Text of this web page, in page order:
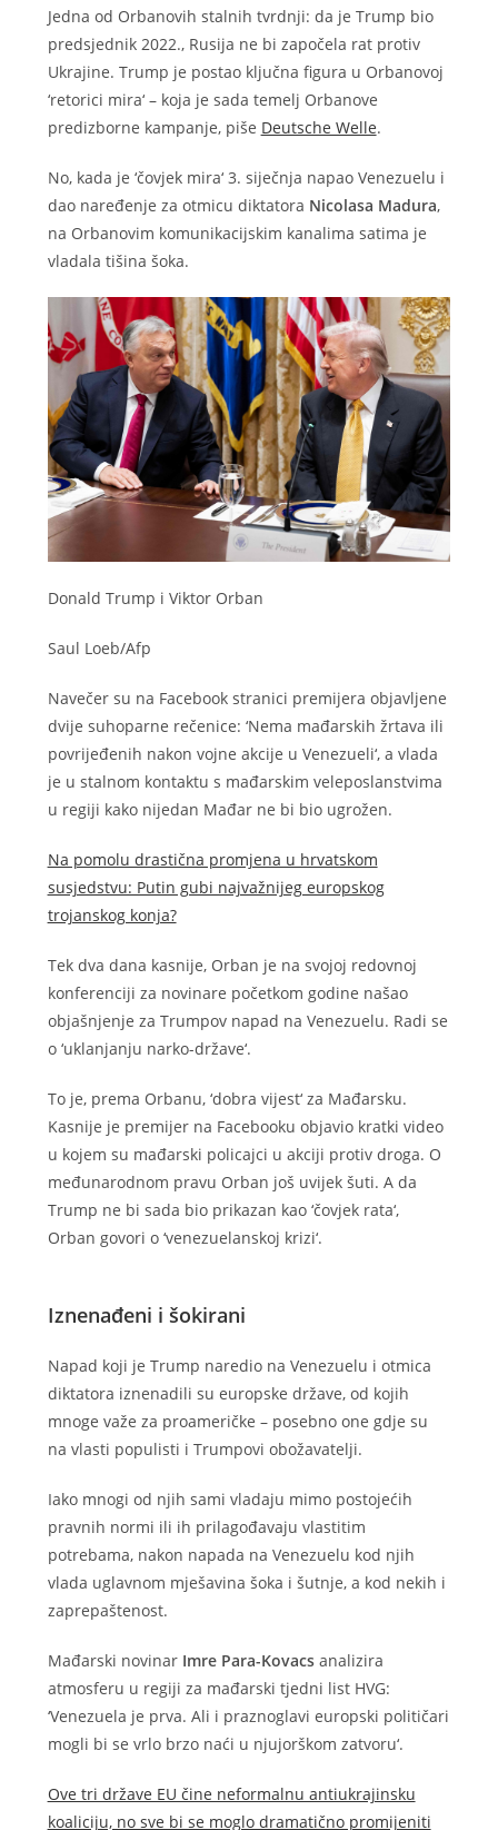
Jedna od Orbanovih stalnih tvrdnji: da je Trump bio
predsjednik 2022., Rusija ne bi započela rat protiv
Ukrajine. Trump je postao ključna figura u Orbanovoj
‘retorici mira‘ – koja je sada temelj Orbanove
predizborne kampanje, piše Deutsche Welle.
No, kada je ‘čovjek mira‘ 3. siječnja napao Venezuelu i
dao naređenje za otmicu diktatora Nicolasa Madura,
na Orbanovim komunikacijskim kanalima satima je
vladala tišina šoka.
Donald Trump i Viktor Orban
Saul Loeb/Afp
Navečer su na Facebook stranici premijera objavljene
dvije suhoparne rečenice: ‘Nema mađarskih žrtava ili
povrijeđenih nakon vojne akcije u Venezueli‘, a vlada
je u stalnom kontaktu s mađarskim veleposlanstvima
u regiji kako nijedan Mađar ne bi bio ugrožen.
Na pomolu drastična promjena u hrvatskom
susjedstvu: Putin gubi najvažnijeg europskog
trojanskog konja?
Tek dva dana kasnije, Orban je na svojoj redovnoj
konferenciji za novinare početkom godine našao
objašnjenje za Trumpov napad na Venezuelu. Radi se
o ‘uklanjanju narko-države‘.
To je, prema Orbanu, ‘dobra vijest‘ za Mađarsku.
Kasnije je premijer na Facebooku objavio kratki video
u kojem su mađarski policajci u akciji protiv droga. O
međunarodnom pravu Orban još uvijek šuti. A da
Trump ne bi sada bio prikazan kao ‘čovjek rata‘,
Orban govori o ‘venezuelanskoj krizi‘.
Iznenađeni i šokirani
Napad koji je Trump naredio na Venezuelu i otmica
diktatora iznenadili su europske države, od kojih
mnoge važe za proameričke – posebno one gdje su
na vlasti populisti i Trumpovi obožavatelji.
Iako mnogi od njih sami vladaju mimo postojećih
pravnih normi ili ih prilagođavaju vlastitim
potrebama, nakon napada na Venezuelu kod njih
vlada uglavnom mješavina šoka i šutnje, a kod nekih i
zaprepaštenost.
Mađarski novinar Imre Para-Kovacsanalizira
atmosferu u regiji za mađarski tjedni list HVG:
‘Venezuela je prva. Ali i praznoglavi europski političari
mogli bi se vrlo brzo naći u njujorškom zatvoru‘.
Ove tri države EU čine neformalnu antiukrajinsku
koaliciju, no sve bi se moglo dramatično promijeniti